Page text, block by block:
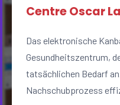
Centre Oscar
Das elektronische
Gesundheitszentrum,
tatsächlichen Bedarf
Nachschubprozess